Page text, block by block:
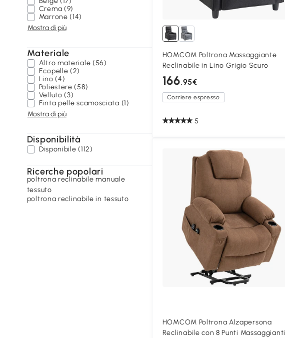
Crema (9)
Marrone (14)
Mostra di più
Materiale
Altro materiale (56)
Ecopelle (2)
Lino (4)
Poliestere (58)
Velluto (3)
Finta pelle scamosciata (1)
Mostra di più
Disponibilità
Disponibile (112)
Ricerche popolari
poltrona reclinabile manuale
tessuto
poltrona reclinabile in tessuto
HOMCOM Poltrona Massaggiante
Reclinabile in Lino Grigio Scuro
166,95€
Corriere espresso
5
HOMCOM Poltrona Alzapersona
Reclinabile con 8 Punti Massaggianti